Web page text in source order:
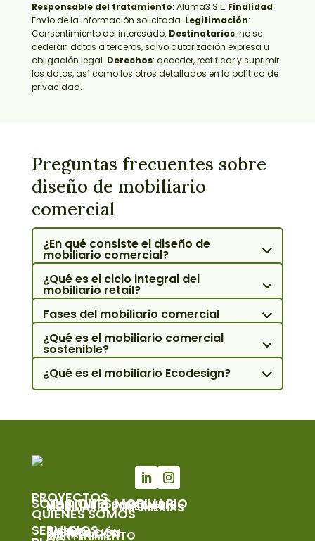
Responsable del tratamiento: Aluma3 S.L. Finalidad:
Envío de la información solicitada. Legitimación:
Consentimiento del interesado. Destinatarios: no se
cederán datos a terceros, salvo autorización expresa u
obligación legal. Derechos: acceder, rectificar y suprimir
los datos, así como los otros detallados en la política de
privacidad.
Preguntas frecuentes sobre
diseño de mobiliario
comercial
¿En qué consiste el diseño de
mobiliario comercial?
¿Qué es el ciclo integral del
mobiliario retail?
Fases del mobiliario comercial
¿Qué es el mobiliario comercial
sostenible?
¿Qué es el mobiliario Ecodesign?
PROYECTOS
SOLUCIONES MOBILIARIO
MOBILIARIO SOSTENIBLE
MOBILIARIO JOYERÍAS
MOBILIARIO PERFUMERÍAS
QUIÉNES SOMOS
SERVICIOS
DISEÑO
FABRICACIÓN
INSTALACIÓN
MANTENIMIENTO